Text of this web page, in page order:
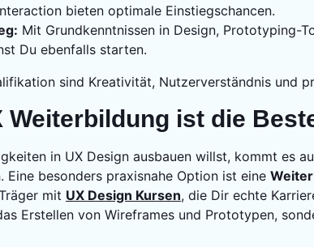
bieten optimale Einstiegschancen.
Mit Grundkenntnissen in Design, Prototyping-
Du ebenfalls starten.
sind Kreativität, Nutzerverständnis und
Weiterbildung ist die
in UX Design ausbauen willst, kommt es
Eine besonders praxisnahe Option ist eine
mit UX Design Kursen, die Dir echte
Erstellen von Wireframes und Prototypen,